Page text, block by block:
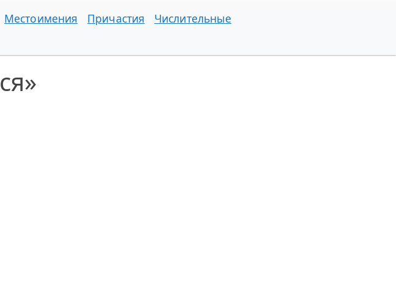
Местоимения Причастия
Числительные